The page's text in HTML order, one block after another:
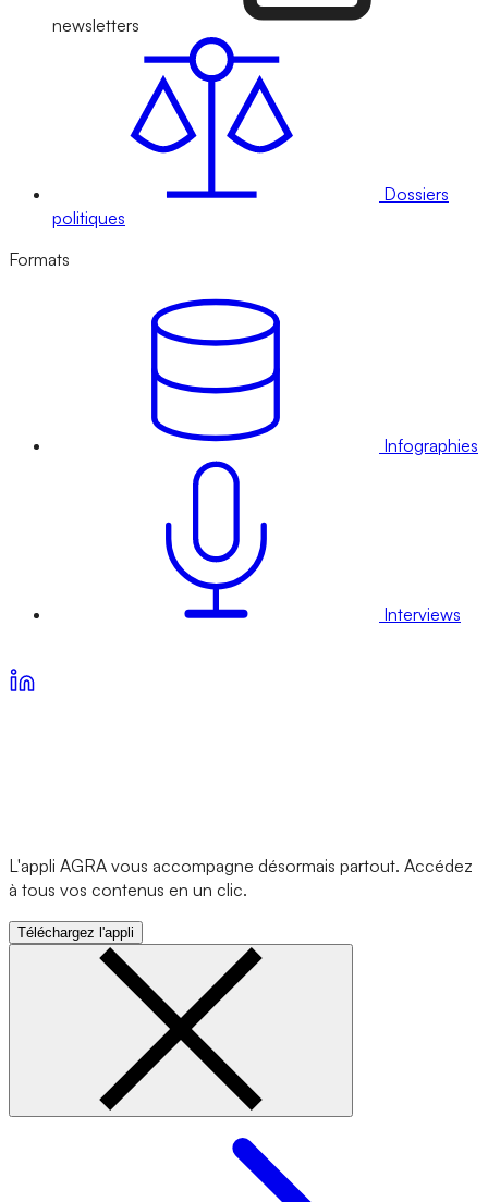
newsletters
Dossiers
politiques
Formats
Infographies
Interviews
L'appli AGRA vous accompagne désormais partout. Accédez
à tous vos contenus en un clic.
Téléchargez l'appli